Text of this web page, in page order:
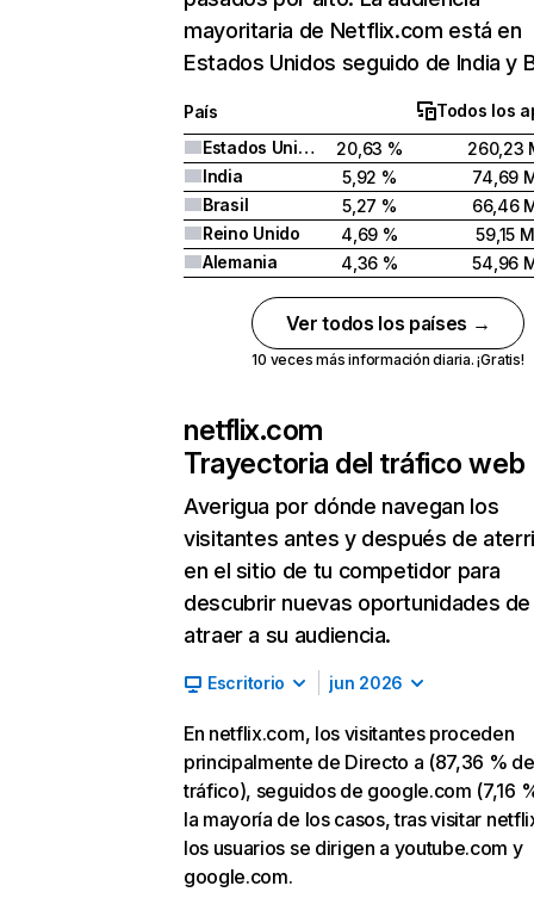
mayoritaria de Netflix.com está en
Estados Unidos seguido de India y
País
Todos los
Estados Unidos
20,63 %
260,23
India
5,92 %
74,69
Brasil
5,27 %
66,46
Reino Unido
4,69 %
59,15 M
Alemania
4,36 % 54,96
Ver todos los países →
10 veces más información diaria. ¡Gratis!
netflix.com
Trayectoria del tráfico web
Averigua por dónde navegan los
visitantes antes y después de
en el sitio de tu competidor para
descubrir nuevas oportunidades de
atraer a su audiencia.
Escritorio jun 2026
En netflix.com, los visitantes proceden
principalmente de Directo a (87,36 % de
tráfico), seguidos de google.com (7,16
la mayoría de los casos, tras visitar
los usuarios se dirigen a youtube.com y
google.com.